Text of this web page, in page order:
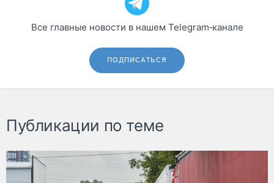
Все главные новости в нашем Telegram‑канале
ПОДПИСАТЬСЯ
Публикации по теме